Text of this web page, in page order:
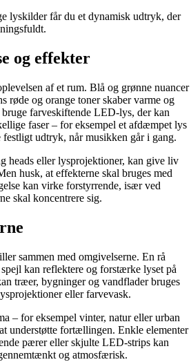
lyskilder får du et dynamisk udtryk, der
og effekter
af et rum. Blå og grønne nuancer
røde og orange toner skaber varme og
farveskiftende LED-lys, der kan
faser – for eksempel et afdæmpet lys
festligt udtryk, når musikken går i gang.
heads eller lysprojektioner, kan give liv
husk, at effekterne skal bruges med
kan virke forstyrrende, især ved
skal koncentrere sig.
sammen med omgivelserne. En rå
kan reflektere og forstærke lyset på
træer, bygninger og vandflader bruges
eller farvevask.
– for eksempel vinter, natur eller urban
understøtte fortællingen. Enkle elementer
pærer eller skjulte LED-strips kan
og atmosfærisk.